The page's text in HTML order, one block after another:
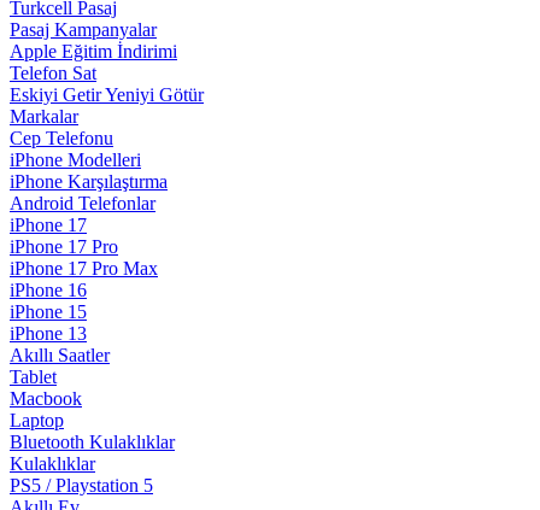
Turkcell Pasaj
Pasaj Kampanyalar
Apple Eğitim İndirimi
Telefon Sat
Eskiyi Getir Yeniyi Götür
Markalar
Cep Telefonu
iPhone Modelleri
iPhone Karşılaştırma
Android Telefonlar
iPhone 17
iPhone 17 Pro
iPhone 17 Pro Max
iPhone 16
iPhone 15
iPhone 13
Akıllı Saatler
Tablet
Macbook
Laptop
Bluetooth Kulaklıklar
Kulaklıklar
PS5 / Playstation 5